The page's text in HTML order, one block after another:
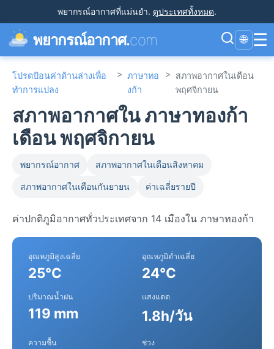
พยากรณ์อากาศที่แม่นยำ. ดูประเทศทั้งหมด.
พยากรณ์อากาศ.com 🌐 ☰
โปรดป้อนค่าด้านล่างเพื่อ
ทำการแปลง
> ภาษาทอ
งก้า
> สภาพอากาศในเดือน
พฤศจิกายน
สภาพอากาศใน ภาษาทองก้า
เดือน พฤศจิกายน
พยากรณ์อากาศ สภาพอากาศในเดือนสิงหาคม
สภาพอากาศในเดือนกันยายน ค่าเฉลี่ยรายปี
ค่าปกติภูมิอากาศทั่วประเทศจาก 14 เมืองใน ภาษาทองก้า
อุณหภูมิสูงเฉลี่ย
25°C
อุณหภูมิต่ำเฉลี่ย
24°C
ปริมาณน้ำฝน
119 mm
แสงแดด
1.8h/วัน
ความชื้น ช่วง